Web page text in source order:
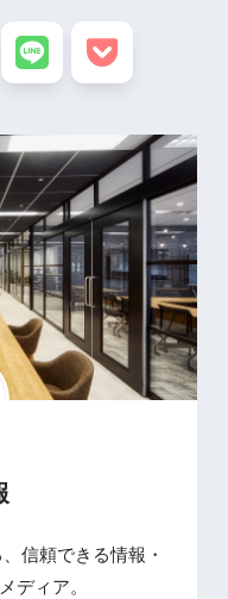
信頼できる情報・
ディア。